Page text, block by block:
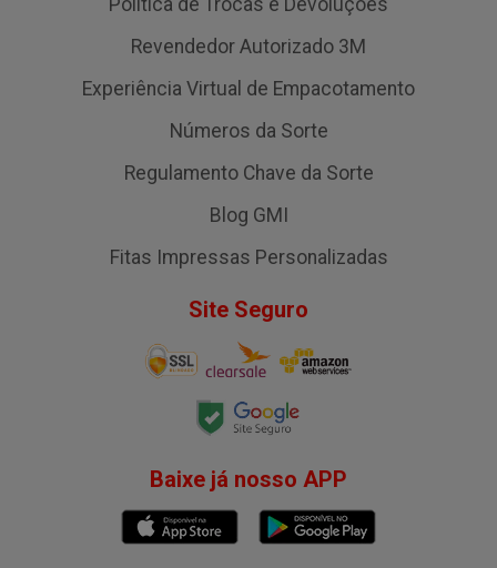
Política de Trocas e Devoluções
Revendedor Autorizado 3M
Experiência Virtual de Empacotamento
Números da Sorte
Regulamento Chave da Sorte
Blog GMI
Fitas Impressas Personalizadas
Site Seguro
Baixe já nosso APP